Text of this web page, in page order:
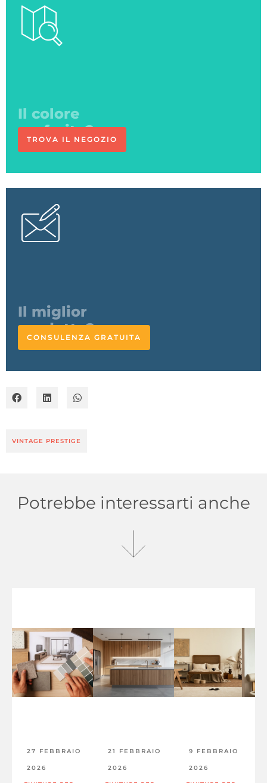
TROVA IL NEGOZIO
CONSULENZA GRATUITA
VINTAGE PRESTIGE
Potrebbe interessarti anche
27 FEBBRAIO
2026
21 FEBBRAIO
2026
9 FEBBRAIO
2026